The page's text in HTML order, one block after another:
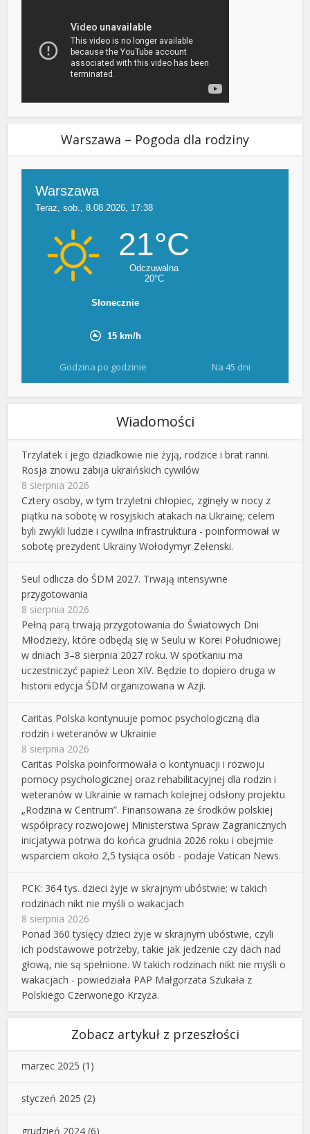
Warszawa – Pogoda dla rodziny
Godzina po godzinie Na 45 dni
Wiadomości
Trzylatek i jego dziadkowie nie żyją, rodzice i brat ranni.
Rosja znowu zabija ukraińskich cywilów
8 sierpnia 2026
Cztery osoby, w tym trzyletni chłopiec, zginęły w nocy z
piątku na sobotę w rosyjskich atakach na Ukrainę; celem
byli zwykli ludzie i cywilna infrastruktura - poinformował w
sobotę prezydent Ukrainy Wołodymyr Zełenski.
Seul odlicza do ŚDM 2027. Trwają intensywne
przygotowania
8 sierpnia 2026
Pełną parą trwają przygotowania do Światowych Dni
Młodzieży, które odbędą się w Seulu w Korei Południowej
w dniach 3–8 sierpnia 2027 roku. W spotkaniu ma
uczestniczyć papież Leon XIV. Będzie to dopiero druga w
historii edycja ŚDM organizowana w Azji.
Caritas Polska kontynuuje pomoc psychologiczną dla
rodzin i weteranów w Ukrainie
8 sierpnia 2026
Caritas Polska poinformowała o kontynuacji i rozwoju
pomocy psychologicznej oraz rehabilitacyjnej dla rodzin i
weteranów w Ukrainie w ramach kolejnej odsłony projektu
„Rodzina w Centrum”. Finansowana ze środków polskiej
współpracy rozwojowej Ministerstwa Spraw Zagranicznych
inicjatywa potrwa do końca grudnia 2026 roku i obejmie
wsparciem około 2,5 tysiąca osób - podaje Vatican News.
PCK: 364 tys. dzieci żyje w skrajnym ubóstwie; w takich
rodzinach nikt nie myśli o wakacjach
8 sierpnia 2026
Ponad 360 tysięcy dzieci żyje w skrajnym ubóstwie, czyli
ich podstawowe potrzeby, takie jak jedzenie czy dach nad
głową, nie są spełnione. W takich rodzinach nikt nie myśli o
wakacjach - powiedziała PAP Małgorzata Szukała z
Polskiego Czerwonego Krzyża.
Zobacz artykuł z przeszłości
marzec 2025 (1)
styczeń 2025 (2)
grudzień 2024 (6)